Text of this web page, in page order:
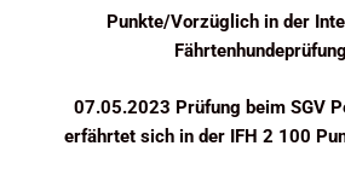
Punkte/Vorzüglich in der
07.05.2023 Prüfung beim SGV
erfährtet sich in der IFH 2 100